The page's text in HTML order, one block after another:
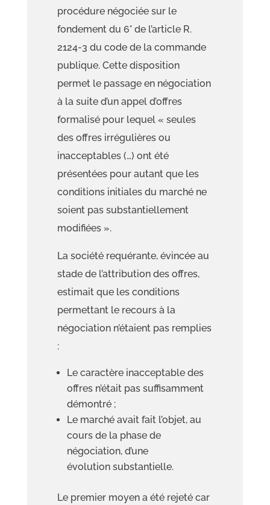
procédure négociée sur le
fondement du 6° de l’article R.
2124-3 du code de la commande
publique. Cette disposition
permet le passage en négociation
à la suite d’un appel d’offres
formalisé pour lequel « seules
des offres irrégulières ou
inacceptables (…) ont été
présentées pour autant que les
conditions initiales du marché ne
soient pas substantiellement
modifiées ».
La société requérante, évincée au
stade de l’attribution des offres,
estimait que les conditions
permettant le recours à la
négociation n’étaient pas remplies
:
Le caractère inacceptable des
offres n’était pas suffisamment
démontré ;
Le marché avait fait l’objet, au
cours de la phase de
négociation, d’une
évolution substantielle.
Le premier moyen a été rejeté car